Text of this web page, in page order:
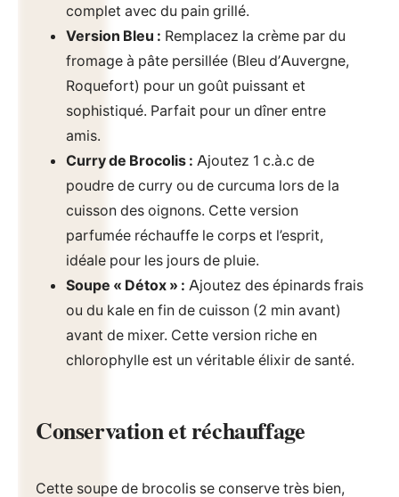
complet avec du pain grillé.
Version Bleu : Remplacez la crème par du
fromage à pâte persillée (Bleu d’Auvergne,
Roquefort) pour un goût puissant et
sophistiqué. Parfait pour un dîner entre
amis.
Curry de Brocolis : Ajoutez 1 c.à.c de
poudre de curry ou de curcuma lors de la
cuisson des oignons. Cette version
parfumée réchauffe le corps et l’esprit,
idéale pour les jours de pluie.
Soupe « Détox » : Ajoutez des épinards frais
ou du kale en fin de cuisson (2 min avant)
avant de mixer. Cette version riche en
chlorophylle est un véritable élixir de santé.
Conservation et réchauffage
Cette soupe de brocolis se conserve très bien,